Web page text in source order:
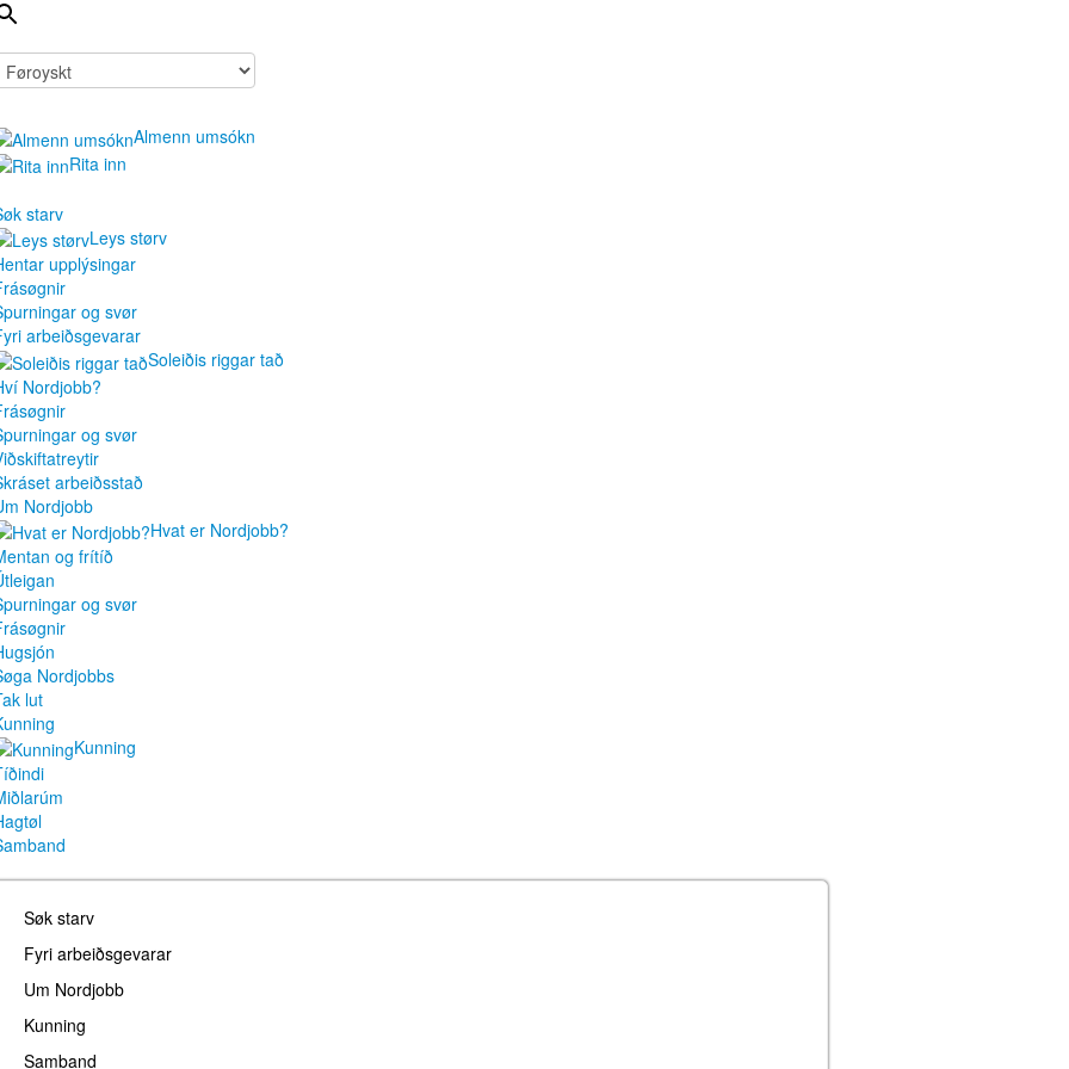
Almenn umsókn
Rita inn
starv
Leys størv
upplýsingar
og svør
arbeiðsgevarar
Soleiðis riggar tað
Nordjobb?
og svør
arbeiðsstað
Nordjobb
Hvat er Nordjobb?
og frítíð
og svør
Nordjobbs
lut
Kunning
Søk starv
Fyri arbeiðsgevarar
Um Nordjobb
Kunning
Samband